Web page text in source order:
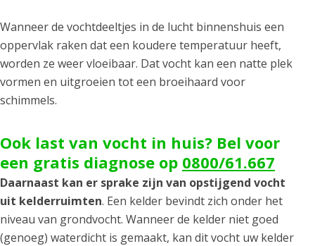
Wanneer de vochtdeeltjes in de lucht binnenshuis een
oppervlak raken dat een koudere temperatuur heeft,
worden ze weer vloeibaar. Dat vocht kan een natte plek
vormen en uitgroeien tot een broeihaard voor
schimmels.
Ook last van vocht in huis? Bel voor
een gratis diagnose op 0800/61.667
Daarnaast kan er sprake zijn van opstijgend vocht
uit kelderruimten. Een kelder bevindt zich onder het
niveau van grondvocht. Wanneer de kelder niet goed
(genoeg) waterdicht is gemaakt, kan dit vocht uw kelder